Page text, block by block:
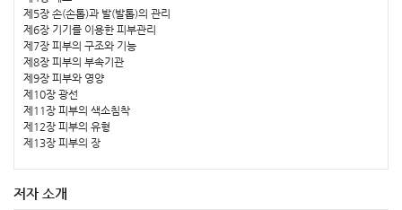
제5장 손(손톱)과 발(발톱)의 관리
제6장 기기를 이용한 피부관리
제7장 피부의 구조와 기능
제8장 피부의 부속기관
제9장 피부와 영양
제10장 광선
제11장 피부의 색소침착
제12장 피부의 유형
제13장 피부의 장
저자 소개